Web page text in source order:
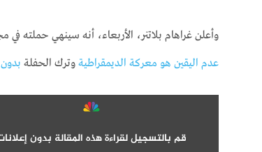
وأعلن غراهام بلاتنر، الأربعاء، أنه سينهي حملته
عدم اليقين هو معركة الديمقراطيةوترك الحفلة
قم بالتسجيل لقراءة هذه المقالة بدون